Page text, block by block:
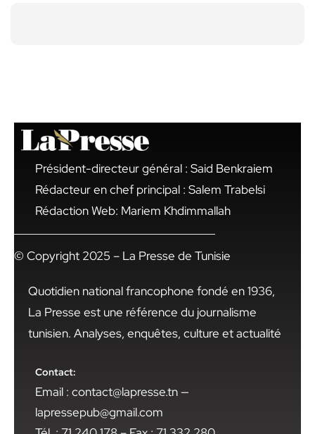
Président-directeur général : Said Benkraiem
Rédacteur en chef principal : Salem Trabelsi
Rédaction Web: Mariem Khdimmallah
© Copyright 2025 – La Presse de Tunisie
Quotidien national francophone fondé en 1936,
La Presse est une référence du journalisme
tunisien. Analyses, enquêtes, culture et actualité
Contact:
Email : contact@lapresse.tn —
lapressepub@gmail.com